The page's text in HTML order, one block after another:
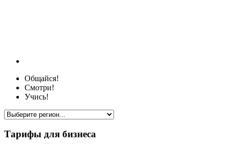
Общайся!
Смотри!
Учись!
Тарифы для бизнеса